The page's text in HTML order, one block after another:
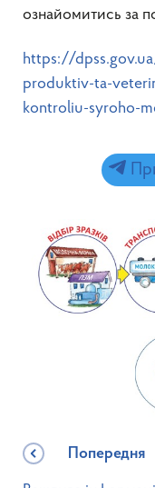
ознайомитись за
https://
produktiv-ta-
kontroliu-syroho-
Попередня